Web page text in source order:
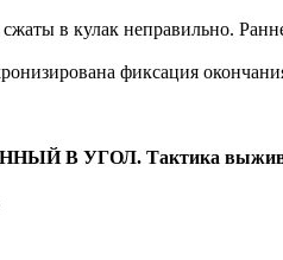
в кулак неправильно.
фиксация
В УГОЛ. Тактика